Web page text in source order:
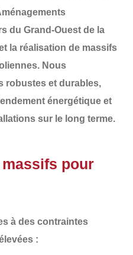
du Grand-Ouest de la
la réalisation de massifs
. Nous
robustes et durables,
énergétique et
sur le long terme.
pour
à des contraintes
: